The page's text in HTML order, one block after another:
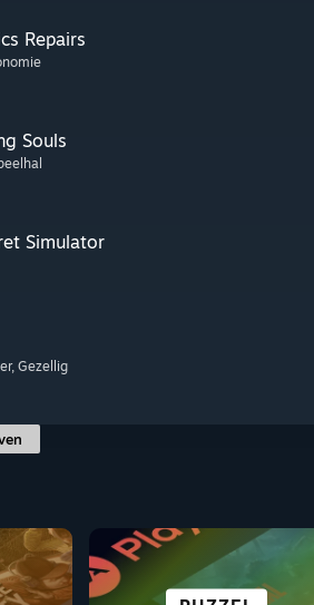
Repairs
Souls
Simulator
, Gezellig